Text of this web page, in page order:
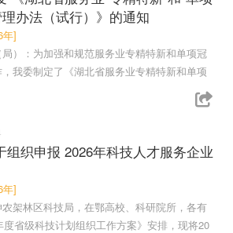
办法（试行）》的通知
年]
）：为加强和规范服务业专精特新和单项冠
我委制定了《湖北省服务业专精特新和单项
组织申报 2026年科技人才服务企业
年]
架林区科技局，在鄂高校、科研院所，各有
度省级科技计划组织工作方案》安排，现将20